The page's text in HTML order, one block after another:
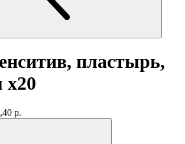
пластырь,
x20
р.